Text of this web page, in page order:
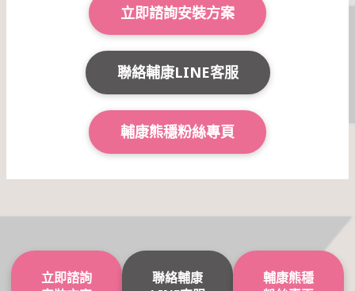
立即諮詢安裝方案
聯絡輔康LINE客服
輔康熊穩粉絲專頁
立即諮詢
聯絡輔康
輔康熊穩